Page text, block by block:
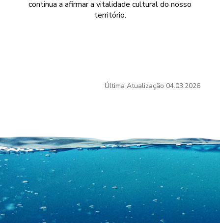
continua a afirmar a vitalidade cultural do nosso
território.
Última Atualização 04.03.2026